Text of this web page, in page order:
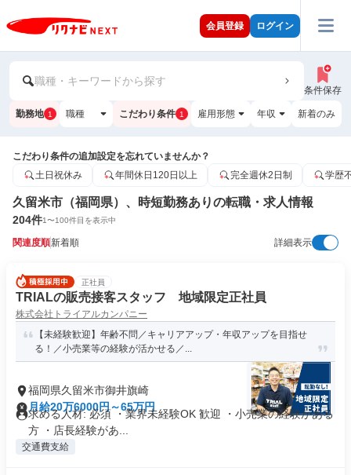
会員登録 ログイン
職種・キーワードから探す
条件保存
勤務地 1 職種 こだわり条件 1 雇用形態 年収 新着のみ
こだわり条件の追加設定を忘れていませんか？
土日祝休み
年間休日120日以上 完全週休2日制 学歴
久留米市（福岡県）、時短勤務ありの転職・求人情報
204件1〜100件目を表示中
関連度順新着順 詳細表示
正社員
TRIALの販売接客スタッフ 地域限定正社員
株式会社トライアルカンパニー
【未経験歓迎】年齢不問／キャリアアップ・年収アップを目指せ
る！／小売業等の経験が活かせる／...
福岡県久留米市御井旗崎
月給20万6000円～65万円
求める人材: 必須 ・業界未経験OK 歓迎 ・小売業の経験がある
方 ・店長経験があ...
交通費支給